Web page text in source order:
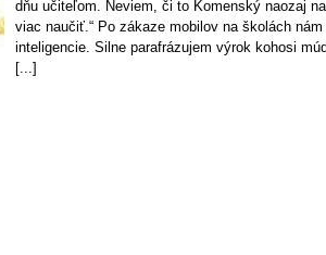
dňu učiteľom. Neviem, či to Komenský naozaj
viac naučiť.“ Po zákaze mobilov na školách
inteligencie. Silne parafrázujem výrok kohosi
[...]